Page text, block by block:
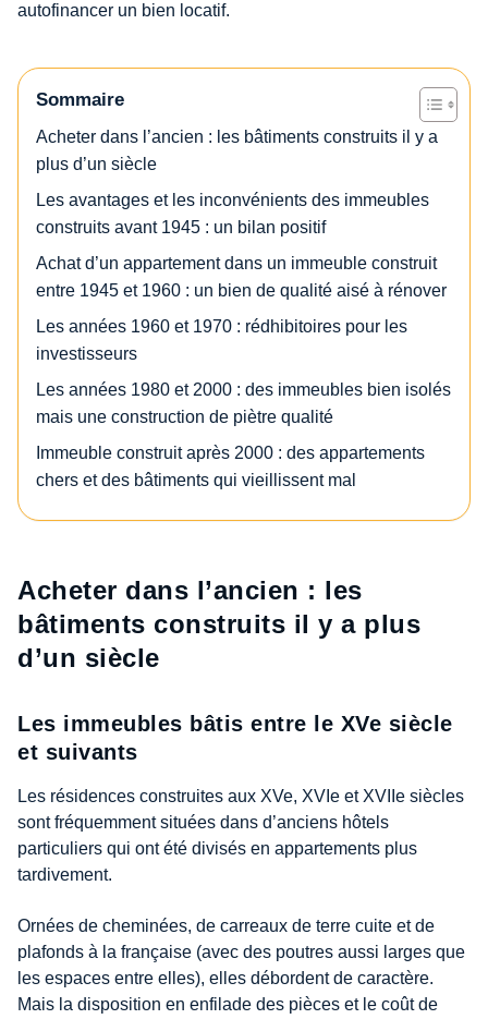
autofinancer un bien locatif.
Sommaire
Acheter dans l’ancien : les bâtiments construits il y a
plus d’un siècle
Les avantages et les inconvénients des immeubles
construits avant 1945 : un bilan positif
Achat d’un appartement dans un immeuble construit
entre 1945 et 1960 : un bien de qualité aisé à rénover
Les années 1960 et 1970 : rédhibitoires pour les
investisseurs
Les années 1980 et 2000 : des immeubles bien isolés
mais une construction de piètre qualité
Immeuble construit après 2000 : des appartements
chers et des bâtiments qui vieillissent mal
Acheter dans l’ancien : les
bâtiments construits il y a plus
d’un siècle
Les immeubles bâtis entre le XVe siècle
et suivants
Les résidences construites aux XVe, XVIe et XVIIe siècles
sont fréquemment situées dans d’anciens hôtels
particuliers qui ont été divisés en appartements plus
tardivement.
Ornées de cheminées, de carreaux de terre cuite et de
plafonds à la française (avec des poutres aussi larges que
les espaces entre elles), elles débordent de caractère.
Mais la disposition en enfilade des pièces et le coût de